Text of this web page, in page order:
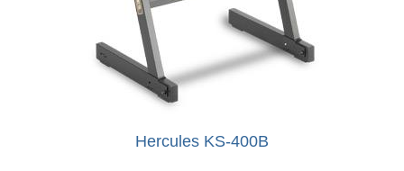
Hercules KS-400B